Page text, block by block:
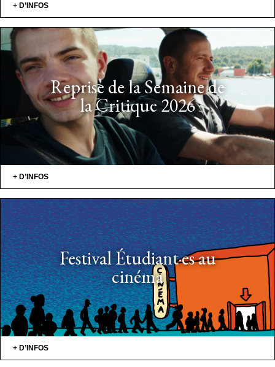
+ D’INFOS
Reprise de la Semaine de
la Critique 2026
+ D’INFOS
Festival Étudiant·es au
cinéma
+ D’INFOS